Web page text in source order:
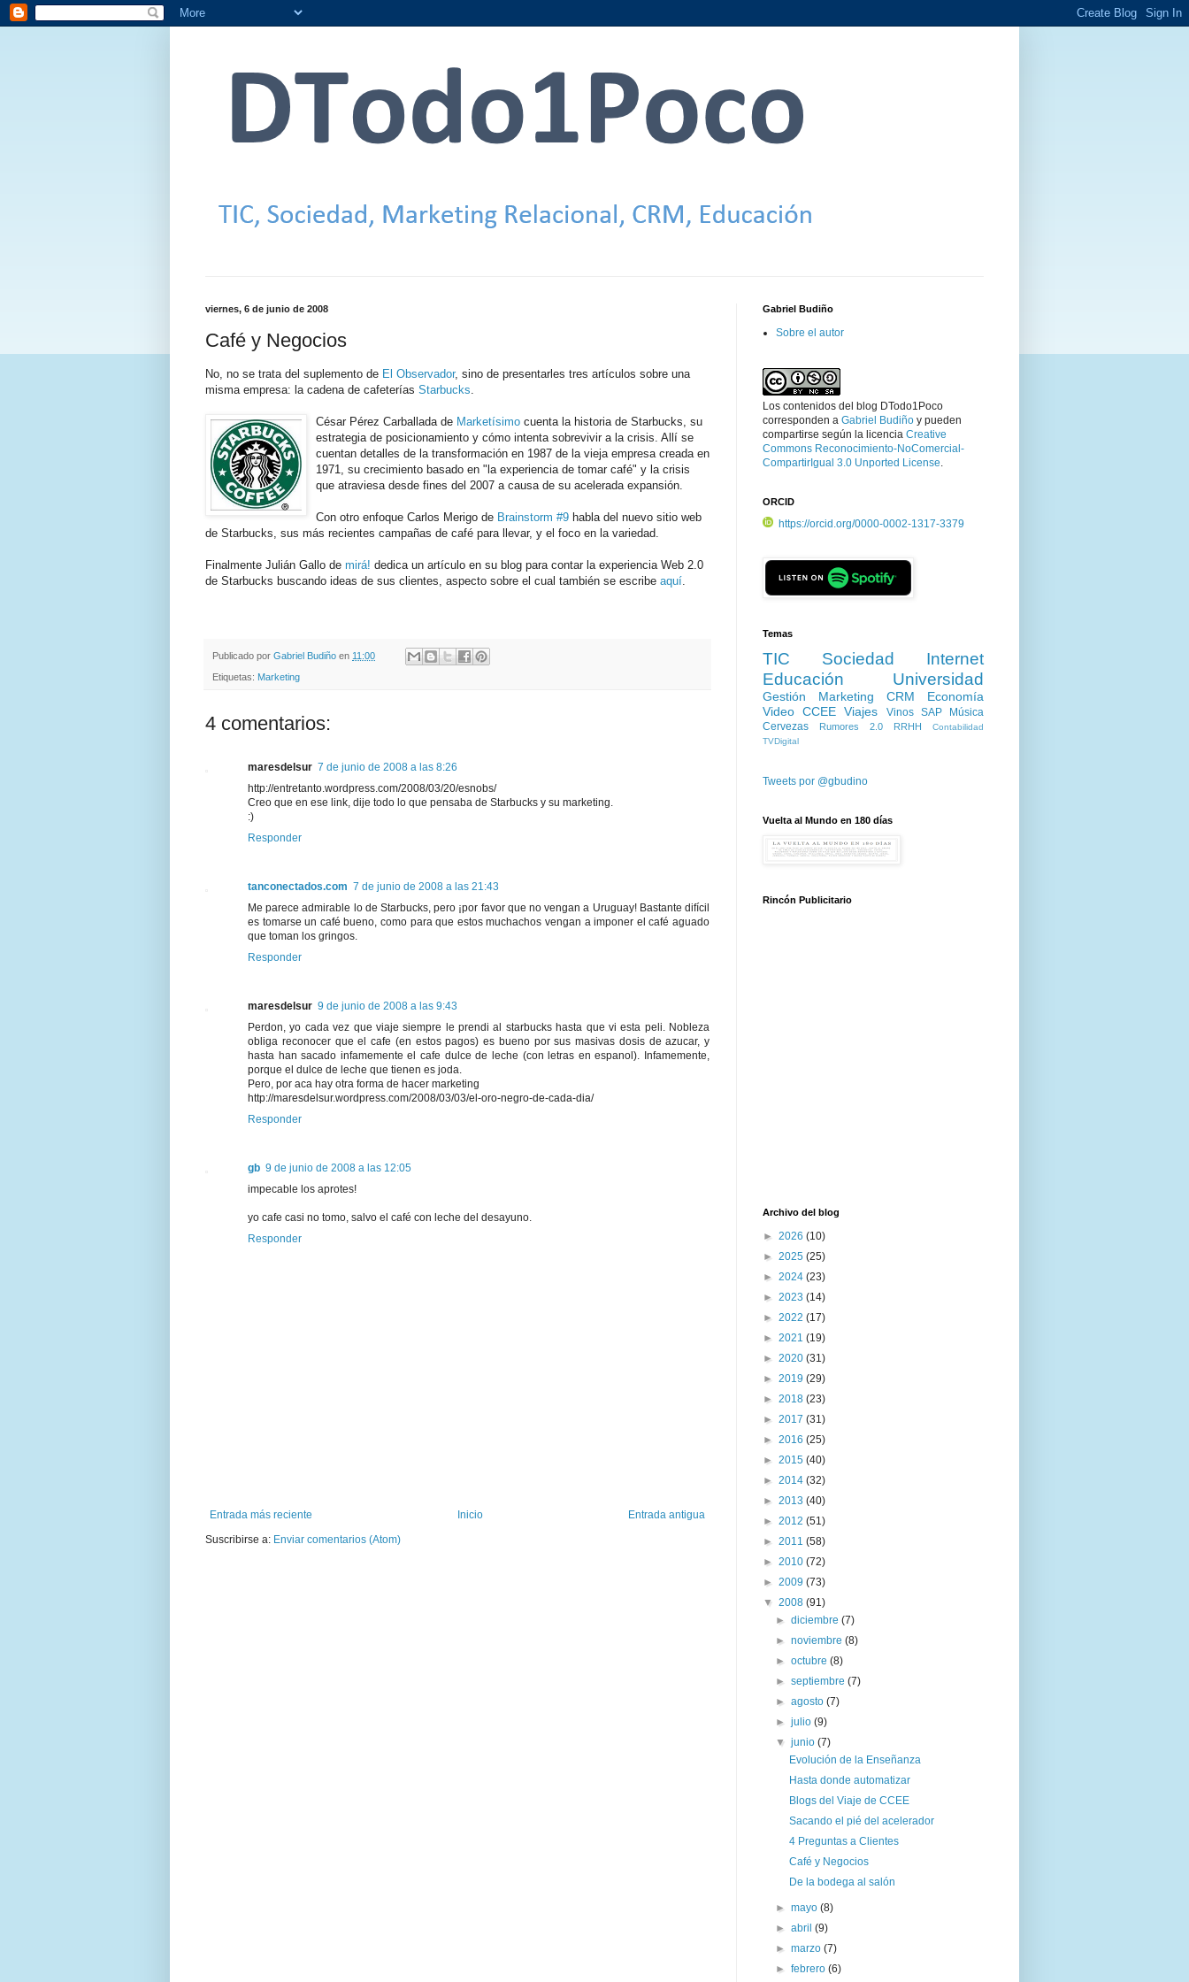
viernes, 6 de junio de 2008
Café y Negocios
No, no se trata del suplemento de El Observador, sino de presentarles tres artículos sobre una
misma empresa: la cadena de cafeterías Starbucks
César Pérez Carballada de Marketísimo cuenta la historia de Starbucks, su
estrategia de posicionamiento y cómo intenta sobrevivir a la crisis. Allí se
cuentan detalles de la transformación en 1987 de la vieja empresa creada en
1971, su crecimiento basado en "la experiencia de tomar café" y la crisis
que atraviesa desde fines del 2007 a causa de su acelerada expansión.
Con otro enfoque Carlos Merigo de Brainstorm #9 habla del nuevo sitio web
de Starbucks, sus más recientes campañas de café para llevar, y el foco en la variedad.
Finalmente Julián Gallo de mirá! dedica un artículo en su blog para contar la experiencia Web 2.0
de Starbucks buscando ideas de sus clientes, aspecto sobre el cual también se escribe aquí
Publicado por Gabriel Budiño en 11:00
Etiquetas: Marketing
4 comentarios:
maresdelsur 7 de junio de 2008 a las 8:26
http://entretanto.wordpress.com/2008/03/20/esnobs/
Creo que en ese link, dije todo lo que pensaba de Starbucks y su marketing.
:)
Responder
tanconectados.com 7 de junio de 2008 a las 21:43
Me parece admirable lo de Starbucks, pero ¡por favor que no vengan a Uruguay! Bastante difícil
es tomarse un café bueno, como para que estos muchachos vengan a imponer el café aguado
que toman los gringos.
Responder
maresdelsur 9 de junio de 2008 a las 9:43
Perdon, yo cada vez que viaje siempre le prendi al starbucks hasta que vi esta peli. Nobleza
obliga reconocer que el cafe (en estos pagos) es bueno por sus masivas dosis de azucar, y
hasta han sacado infamemente el cafe dulce de leche (con letras en espanol). Infamemente,
porque el dulce de leche que tienen es joda.
Pero, por aca hay otra forma de hacer marketing
http://maresdelsur.wordpress.com/2008/03/03/el-oro-negro-de-cada-dia/
Responder
gb 9 de junio de 2008 a las 12:05
impecable los aprotes!
yo cafe casi no tomo, salvo el café con leche del desayuno.
Responder
Entrada más reciente Entrada antigua
Inicio
Suscribirse a: Enviar comentarios (Atom)
Gabriel Budiño
Sobre el autor
Los contenidos del blog DTodo1Poco
corresponden a Gabriel Budiño y pueden
compartirse según la licencia Creative
Commons Reconocimiento-NoComercial-
CompartirIgual 3.0 Unported License.
ORCID
https://orcid.org/0000-0002-1317-3379
Temas
TIC Sociedad
Internet
Educación
Universidad
Gestión Marketing CRM
Economía
Video CCEE Viajes Vinos SAP
Música
Cervezas
Rumores 2.0 RRHH
Contabilidad
TVDigital
Tweets por @gbudino
Vuelta al Mundo en 180 días
Rincón Publicitario
Archivo del blog
► 2026 (10)
► 2025 (25)
► 2024 (23)
► 2023 (14)
► 2022 (17)
► 2021 (19)
► 2020 (31)
► 2019 (29)
► 2018 (23)
► 2017 (31)
► 2016 (25)
► 2015 (40)
► 2014 (32)
► 2013 (40)
► 2012 (51)
► 2011 (58)
► 2010 (72)
► 2009 (73)
▼ 2008 (91)
►diciembre(7)
►noviembre(8)
►octubre(8)
►septiembre(7)
►agosto(7)
►julio(9)
▼junio(7)
Evolución de la Enseñanza
Hasta donde automatizar
Blogs del Viaje de CCEE
Sacando el pié del acelerador
4 Preguntas a Clientes
Café y Negocios
De la bodega al salón
►mayo(8)
►abril(9)
►marzo(7)
►febrero(6)